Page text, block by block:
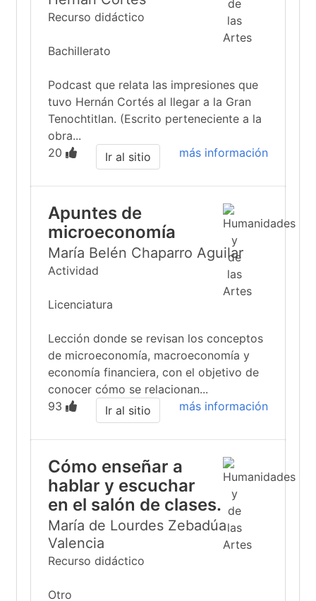
Recurso didáctico
Bachillerato
Podcast que relata las impresiones que
tuvo Hernán Cortés al llegar a la Gran
Tenochtitlan. (Escrito perteneciente a la
obra...
20
más información
Ir al sitio
Apuntes de
microeconomía
María Belén Chaparro Aguilar
Actividad
Licenciatura
Lección donde se revisan los conceptos
de microeconomía, macroeconomía y
economía financiera, con el objetivo de
conocer cómo se relacionan...
93
más información
Ir al sitio
Cómo enseñar a
hablar y escuchar
en el salón de clases.
María de Lourdes Zebadúa
Valencia
Recurso didáctico
Otro